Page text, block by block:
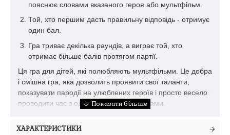
пояснює словами вказаного героя або мультфільм.
Той, хто першим дасть правильну відповідь - отримує
один бал.
Гра триває декілька раундів, а виграє той, хто
отримає більше балів протягом партії.
Ця гра для дітей, які полюбляють мультфільми. Це добра
і смішна гра, яка дозволить проявити свої таланти,
показувати пародії на улюблених героїв і просто весело
проводити час з однолітками або батьками.
ХАРАКТЕРИСТИКИ